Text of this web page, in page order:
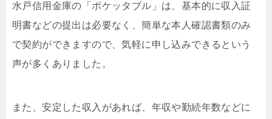
水戸信用金庫の「ポケッタブル」は、基本的に収入証
明書などの提出は必要なく、簡単な本人確認書類のみ
で契約ができますので、気軽に申し込みできるという
声が多くありました。
また、安定した収入があれば、年収や勤続年数などに